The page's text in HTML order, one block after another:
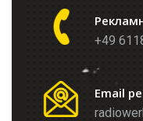
+49
Email